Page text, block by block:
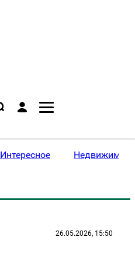
Интересное
26.05.2026, 15:50